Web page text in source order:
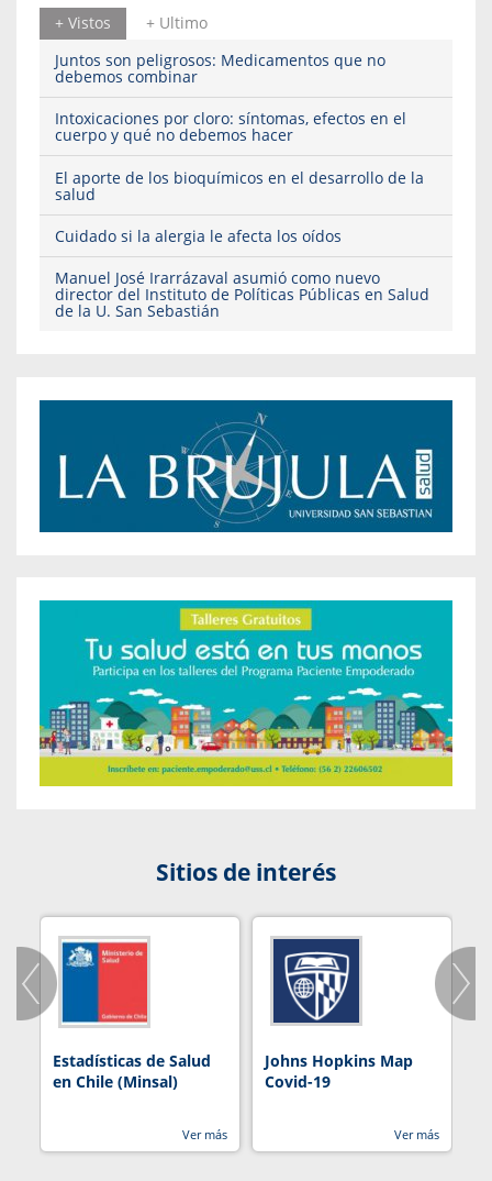
+ Vistos
+ Ultimo
Juntos son peligrosos: Medicamentos que no
debemos combinar
Intoxicaciones por cloro: síntomas, efectos en el
cuerpo y qué no debemos hacer
El aporte de los bioquímicos en el desarrollo de la
salud
Cuidado si la alergia le afecta los oídos
Manuel José Irarrázaval asumió como nuevo
director del Instituto de Políticas Públicas en Salud
de la U. San Sebastián
Sitios de interés
Estadísticas de Salud
en Chile (Minsal)
Ver más
Johns Hopkins Map
Covid-19
Ver más